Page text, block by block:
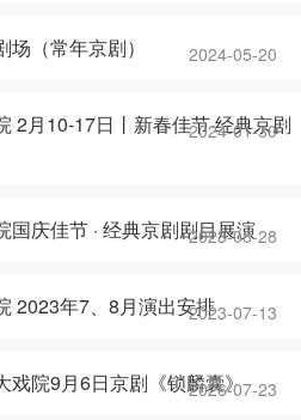
场（常年京剧） 2024-05-20
2月10-17日丨新春佳节·经典京剧
2024-01-30
国庆佳节 · 经典京剧剧目展演
2023-08-28
2023年7、8月演出安排2023-07-13
戏院9月6日京剧《锁麟囊》
2026-07-23